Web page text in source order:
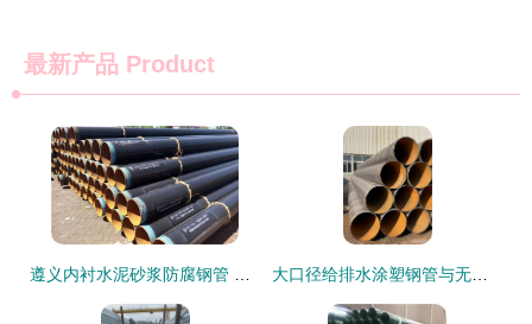
最新产品 Product